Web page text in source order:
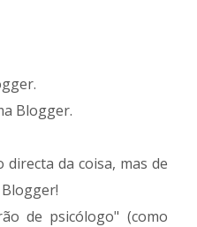
Blogger.
da coisa, mas de
de psicólogo" (como